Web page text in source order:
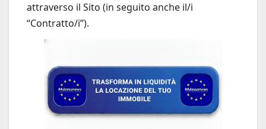
attraverso il Sito (in seguito anche il/i
“Contratto/i”).